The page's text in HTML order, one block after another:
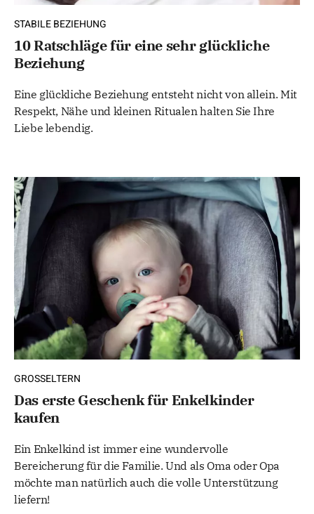
STABILE BEZIEHUNG
10 Ratschläge für eine sehr glückliche
Beziehung
Eine glückliche Beziehung entsteht nicht von allein. Mit
Respekt, Nähe und kleinen Ritualen halten Sie Ihre
Liebe lebendig.
GROSSELTERN
Das erste Geschenk für Enkelkinder
kaufen
Ein Enkelkind ist immer eine wundervolle
Bereicherung für die Familie. Und als Oma oder Opa
möchte man natürlich auch die volle Unterstützung
liefern!